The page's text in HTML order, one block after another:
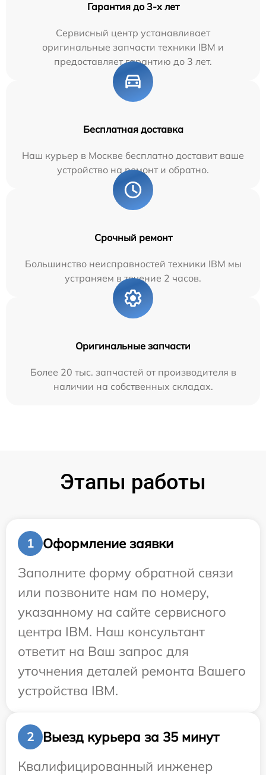
Гарантия до 3-х лет
Сервисный центр устанавливает
оригинальные запчасти техники IBM и
предоставляет гарантию до 3 лет.
Бесплатная доставка
Наш курьер в Москве бесплатно доставит ваше
устройство на ремонт и обратно.
Срочный ремонт
Большинство неисправностей техники IBM мы
устраняем в течение 2 часов.
Оригинальные запчасти
Более 20 тыс. запчастей от производителя в
наличии на собственных складах.
Этапы работы
1
Оформление заявки
Заполните форму обратной связи
или позвоните нам по номеру,
указанному на сайте сервисного
центра IBM. Наш консультант
ответит на Ваш запрос для
уточнения деталей ремонта Вашего
устройства IBM.
2
Выезд курьера за 35 минут
Квалифицированный инженер